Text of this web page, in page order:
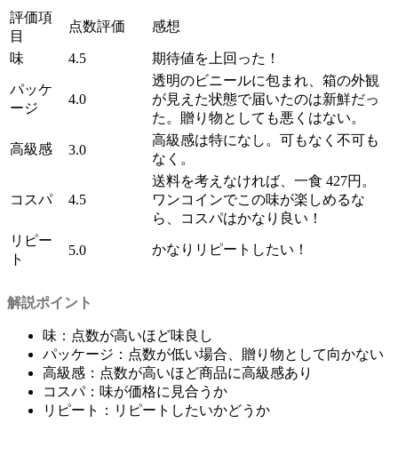
評価項
目
点数評価 感想
味 4.5 期待値を上回った！
パッケ
ージ
4.0
透明のビニールに包まれ、箱の外観
が見えた状態で届いたのは新鮮だっ
た。贈り物としても悪くはない。
高級感 3.0
高級感は特になし。可もなく不可も
なく。
コスパ 4.5
送料を考えなければ、一食 427円。
ワンコインでこの味が楽しめるな
ら、コスパはかなり良い！
リピー
ト
5.0 かなりリピートしたい！
解説ポイント
味：点数が高いほど味良し
パッケージ：点数が低い場合、贈り物として向かない
高級感：点数が高いほど商品に高級感あり
コスパ：味が価格に見合うか
リピート：リピートしたいかどうか